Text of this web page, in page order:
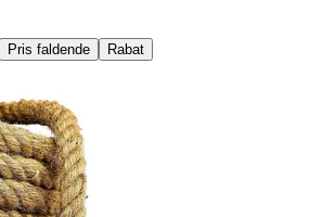
Pris faldende Rabat